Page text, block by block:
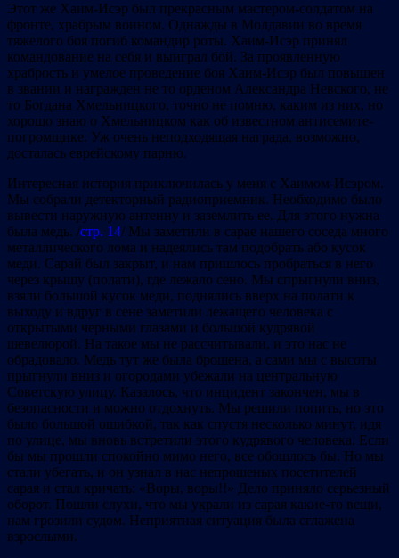
Этот же Хаим-Исэр был прекрасным мастером-солдатом на
фронте, храбрым воином. Однажды в Молдавии во время
тяжелого боя погиб командир роты. Хаим-Исэр принял
командование на себя и выиграл бой. За проявленную
храбрость и умелое проведение боя Хаим-Исэр был повышен
в звании и награжден не то орденом Александра Невского, не
то Богдана Хмельницкого, точно не помню, каким из них, но
хорошо знаю о Хмельницком как об известном антисемите-
погромщике. Уж очень неподходящая награда, возможно,
досталась еврейскому парню.
Интересная история приключилась у меня с Хаимом-Исэром.
Мы собрали детекторный радиоприемник. Необходимо было
вывести наружную антенну и заземлить ее. Для этого нужна
была медь. /стр. 14/ Мы заметили в сарае нашего соседа много
металлического лома и надеялись там подобрать або кусок
меди. Сарай был закрыт, и нам пришлось пробраться в него
через крышу (полати), где лежало сено. Мы спрыгнули вниз,
взяли большой кусок меди, поднялись вверх на полати к
выходу и вдруг в сене заметили лежащего человека с
открытыми черными глазами и большой кудрявой
шевелюрой. На такое мы не рассчитывали, и это нас не
обрадовало. Медь тут же была брошена, а сами мы с высоты
прыгнули вниз и огородами убежали на центральную
Советскую улицу. Казалось, что инцидент закончен, мы в
безопасности и можно отдохнуть. Мы решили попить, но это
было большой ошибкой, так как спустя несколько минут, идя
по улице, мы вновь встретили этого кудрявого человека. Если
бы мы прошли спокойно мимо него, все обошлось бы. Но мы
стали убегать, и он узнал в нас непрошеных посетителей
сарая и стал кричать: «Воры, воры!!» Дело приняло серьезный
оборот. Пошли слухи, что мы украли из сарая какие-то вещи,
нам грозили судом. Неприятная ситуация была сглажена
взрослыми.